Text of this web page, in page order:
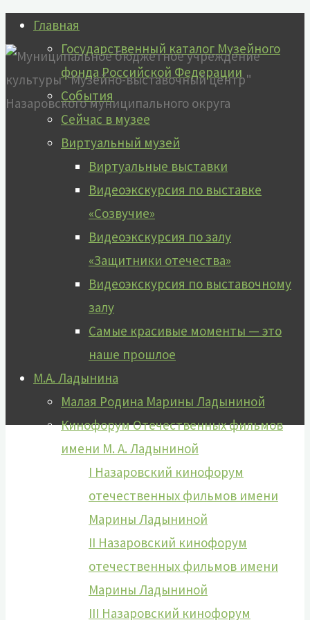
Перейти
к
содержимому
Главная
Государственный каталог Музейного
фонда Российской Федерации
События
Сейчас в музее
Виртуальный музей
Виртуальные выставки
Видеоэкскурсия по выставке
«Созвучие»
Видеоэкскурсия по залу
«Защитники отечества»
Видеоэкскурсия по выставочному
залу
Самые красивые моменты — это
наше прошлое
М.А. Ладынина
Малая Родина Марины Ладыниной
Кинофорум Отечественных фильмов
имени М. А. Ладыниной
I Назаровский кинофорум
отечественных фильмов имени
Марины Ладыниной
II Назаровский кинофорум
отечественных фильмов имени
Марины Ладыниной
III Назаровский кинофорум
Главная